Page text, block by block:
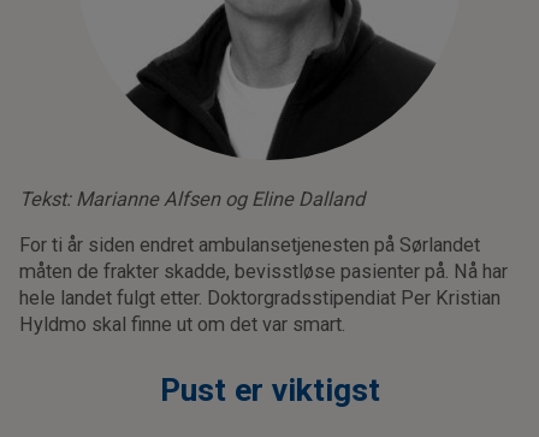
Tekst: Marianne Alfsen og Eline Dalland
For ti år siden endret ambulansetjenesten på Sørlandet
måten de frakter skadde, bevisstløse pasienter på. Nå har
hele landet fulgt etter. Doktorgradsstipendiat Per Kristian
Hyldmo skal finne ut om det var smart.
Pust er viktigst